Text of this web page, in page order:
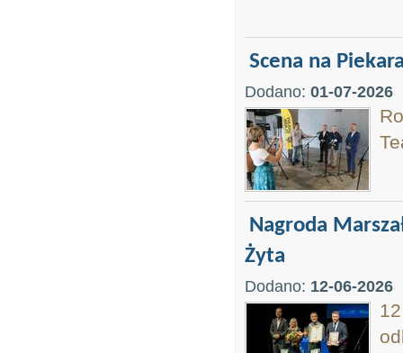
Scena na
Dodano: 01-07-2026
Nagroda
Żyta
Dodano: 12-06-2026